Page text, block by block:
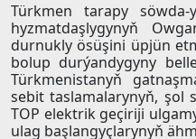
Türkmen tarapy
hyzmatdaşlygynyň
durnukly ösüşini üpjün
bolup durýandygyny
Türkmenistanyň
sebit taslamalarynyň, şol
TOP elektrik geçiriji
ulag başlangyçlarynyň